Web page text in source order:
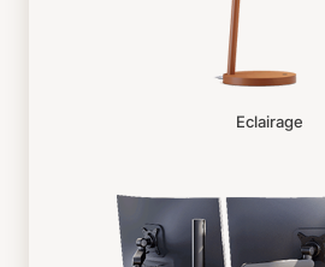
Eclairage